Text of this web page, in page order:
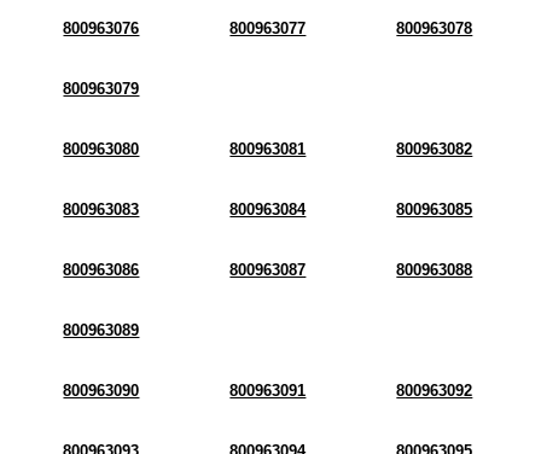
800963076 800963077 800963078
800963079
800963080 800963081 800963082
800963083 800963084 800963085
800963086 800963087 800963088
800963089
800963090 800963091 800963092